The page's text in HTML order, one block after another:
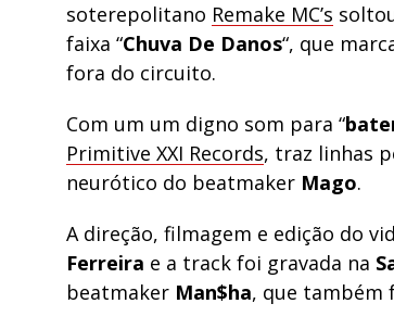
soterepolitano Remake MC’s
faixa “Chuva De Danos“, que
fora do circuito.
Com um um digno som para “
Primitive XXI Records, traz linhas
neurótico do beatmaker Mago.
A direção, filmagem e edição do
Ferreira e a track foi gravada na
beatmaker Man$ha, que também